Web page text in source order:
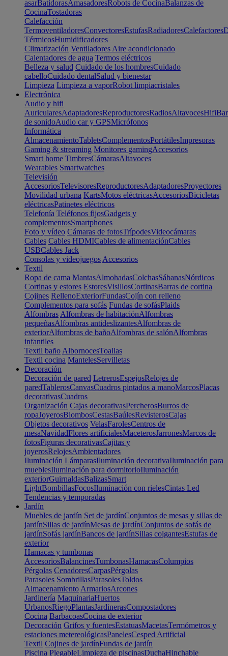
asarBatidorasAmasadoresRobots de CocinaBalanzas de
CocinaTostadoras
Calefacción
TermoventiladoresConvectoresEstufasRadiadoresCalefactores
TérmicosHumidificadores
Climatización Ventiladores Aire acondicionado
Calentadores de agua Termos eléctricos
Belleza y salud Cuidado de los hombresCuidado
cabelloCuidado dentalSalud y bienestar
Limpieza Limpieza a vaporRobot limpiacristales
Electrónica
Audio y hifi
AuricularesAdaptadoresReproductoresRadiosAltavocesHifi
de sonidoAudio car y GPSMicrófonos
Informática
AlmacenamientoTabletsComplementosPortátilesImpresoras
Gaming & streaming Monitores gamingAccesorios
Smart home TimbresCámarasAltavoces
Wearables Smartwatches
Televisión
AccesoriosTelevisoresReproductoresAdaptadoresProyectores
Movilidad urbana KartsMotos eléctricasAccesoriosBicicletas
eléctricasPatinetes eléctricos
Telefonía Teléfonos fijosGadgets y
complementosSmartphones
Foto y vídeo Cámaras de fotosTrípodesVideocámaras
Cables Cables HDMICables de alimentaciónCables
USBCables Jack
Consolas y videojuegos Accesorios
Textil
Ropa de cama MantasAlmohadasColchasSábanasNórdicos
Cortinas y estores EstoresVisillosCortinasBarras de cortina
Cojines RellenoExteriorFundasCojín con relleno
Complementos para sofás Fundas de sofásPlaids
Alfombras Alfombras de habitaciónAlfombras
pequeñasAlfombras antideslizantesAlfombras de
exteriorAlfombras de bañoAlfombras de salónAlfombras
infantiles
Textil baño AlbornocesToallas
Textil cocina MantelesServilletas
Decoración
Decoración de pared LetrerosEspejosRelojes de
paredTablerosCanvasCuadros pintados a manoMarcosPlacas
decorativasCuadros
Organización Cajas decorativasPercherosBurros de
ropaJoyerosBiombosCestasBaúlesRevisterosCajas
Objetos decorativos VelasFarolesCentros de
mesaNavidadFlores artificialesMaceterosJarronesMarcos de
fotosFiguras decorativasCajitas y
joyerosRelojesAmbientadores
Iluminación LámparasIluminación decorativaIluminación para
mueblesIluminación para dormitorioIluminación
exteriorGuirnaldasBalizasSmart
LightBombillasFocosIluminación con rielesCintas Led
Tendencias y temporadas
Jardín
Muebles de jardín Set de jardínConjuntos de mesas y sillas de
jardínSillas de jardínMesas de jardínConjuntos de sofás de
jardínSofás jardínBancos de jardínSillas colgantesEstufas de
exterior
Hamacas y tumbonas
AccesoriosBalancinesTumbonasHamacasColumpios
Pérgolas CenadoresCarpasPérgolas
Parasoles SombrillasParasolesToldos
Almacenamiento ArmariosArcones
Jardinería MaquinariaHuertos
UrbanosRiegoPlantasJardinerasCompostadores
Cocina BarbacoasCocina de exterior
Decoración Grifos y fuentesEstatuasMacetasTermómetros y
estaciones metereológicasPanelesCesped Artificial
Textil Cojines de jardínFundas de jardín
Piscina PlegableLimpieza de piscinasDuchaHinchable